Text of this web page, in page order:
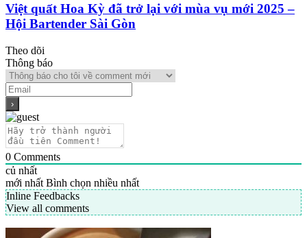
Việt quất Hoa Kỳ đã trở lại với mùa vụ mới 2025 –
Hội Bartender Sài Gòn
Theo dõi
Thông báo
0 Comments
củ nhất
mới nhất Bình chọn nhiều nhất
Inline Feedbacks
View all comments